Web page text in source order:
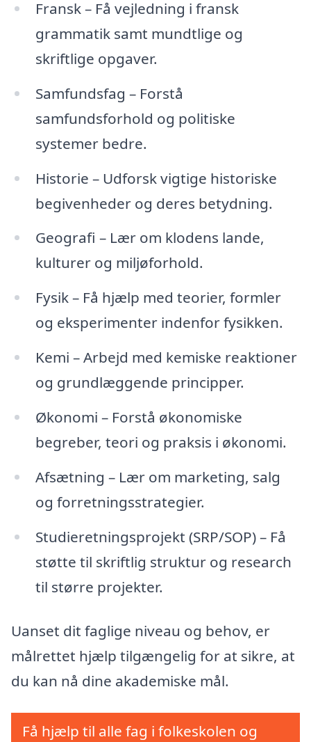
Fransk – Få vejledning i fransk
grammatik samt mundtlige og
skriftlige opgaver.
Samfundsfag – Forstå
samfundsforhold og politiske
systemer bedre.
Historie – Udforsk vigtige historiske
begivenheder og deres betydning.
Geografi – Lær om klodens lande,
kulturer og miljøforhold.
Fysik – Få hjælp med teorier, formler
og eksperimenter indenfor fysikken.
Kemi – Arbejd med kemiske reaktioner
og grundlæggende principper.
Økonomi – Forstå økonomiske
begreber, teori og praksis i økonomi.
Afsætning – Lær om marketing, salg
og forretningsstrategier.
Studieretningsprojekt (SRP/SOP) – Få
støtte til skriftlig struktur og research
til større projekter.
Uanset dit faglige niveau og behov, er
målrettet hjælp tilgængelig for at sikre, at
du kan nå dine akademiske mål.
Få hjælp til alle fag i folkeskolen og